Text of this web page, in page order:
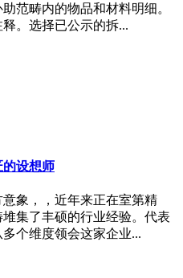
范畴内的物品和材料明细。
。选择已公示的拆...
的设想师
象，，近年来正在室第精
集了丰硕的行业经验。代表
个维度领会这家企业...